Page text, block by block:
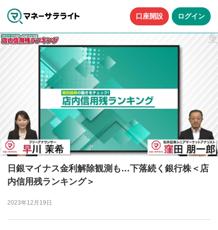
口座開設 ログイン
日銀マイナス金利解除観測も…下落続く銀行株＜店
内信用残ランキング＞
2023年12月19日